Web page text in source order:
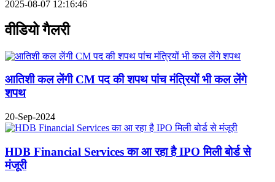
2025-08-07 12:16:46
वीडियो गैलरी
आतिशी कल लेंगी CM पद की शपथ पांच मंत्रियों भी कल लेंगे
शपथ
20-Sep-2024
HDB Financial Services का आ रहा है IPO मिली बोर्ड से
मंजूरी